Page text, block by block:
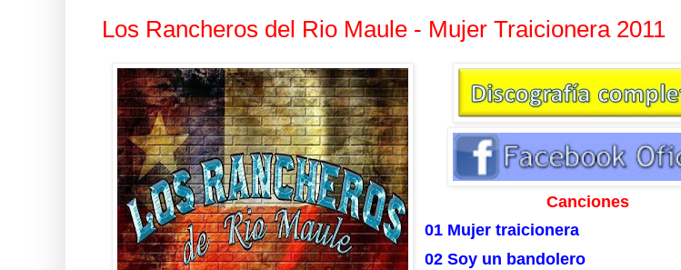
Los Rancheros del Rio Maule - Mujer Traicionera 2011
Canciones
01 Mujer traicionera
02 Soy un bandolero